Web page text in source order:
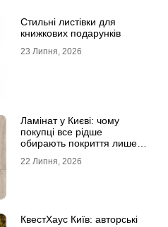
Стильні листівки для
книжкових подарунків
23 Липня, 2026
Ламінат у Києві: чому
покупці все рідше
обирають покриття лише
22 Липня, 2026
КвестХаус Київ: авторські